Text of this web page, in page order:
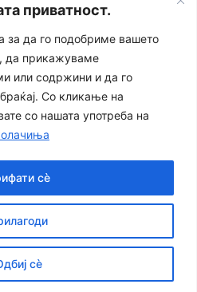
приватност.
за да го подобриме вашето
да прикажуваме
или содржини и да го
Со кликање на
со нашата употреба на
сè
сè
е членка на асоцијацијата
Политика за приватност